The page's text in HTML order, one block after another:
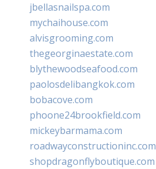
jbellasnailspa.com
mychaihouse.com
alvisgrooming.com
thegeorginaestate.com
blythewoodseafood.com
paolosdelibangkok.com
bobacove.com
phoone24brookfield.com
mickeybarmama.com
roadwayconstructioninc.com
shopdragonflyboutique.com